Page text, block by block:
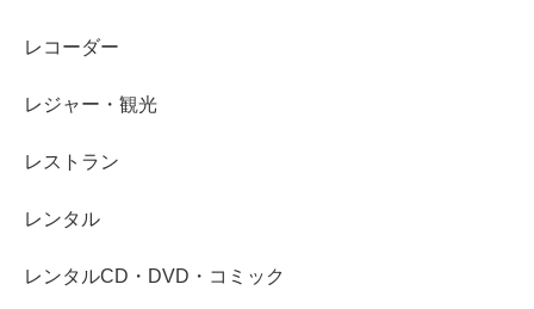
レコーダー
レジャー・観光
レストラン
レンタル
レンタルCD・DVD・コミック